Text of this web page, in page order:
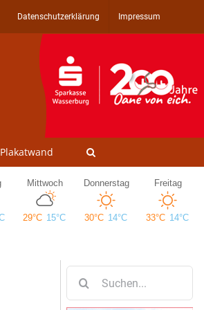
Datenschutzerklärung Impressum
Plakatwand
nach: